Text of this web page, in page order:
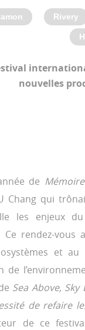
Rivery
nouvelles
de
Chang qui
les enjeux du
rendez-vous
et au
Sea Above, Sky
de refaire
de ce